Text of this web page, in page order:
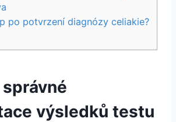
po potvrzení diagnózy celiakie?
výsledků testu